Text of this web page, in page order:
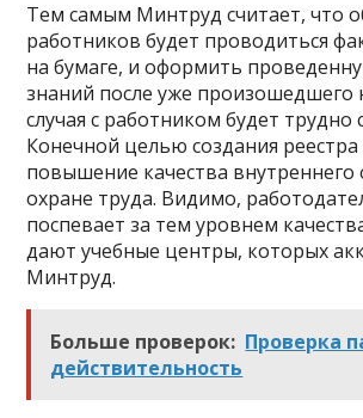
Тем самым Минтруд считает, что
работников будет проводиться
на бумаге, и оформить
знаний после уже произошедшего
случая с работником будет трудно
Конечной целью создания реестра
повышение качества внутреннего
охране труда. Видимо,
поспевает за тем уровнем
дают учебные центры, которых
Минтруд.
Больше проверок: Проверка
действительность